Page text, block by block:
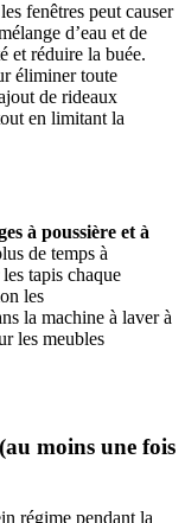
fenêtres peut causer
d’eau et de
et réduire la buée.
éliminer toute
de rideaux
en limitant la
à poussière et à
de temps à
tapis chaque
les
la machine à laver à
les meubles
moins une fois
régime pendant la